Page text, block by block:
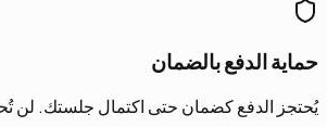
حماية الدفع بالضمان
يُحتجز الدفع كضمان حتى اكتمال جلستك. لن